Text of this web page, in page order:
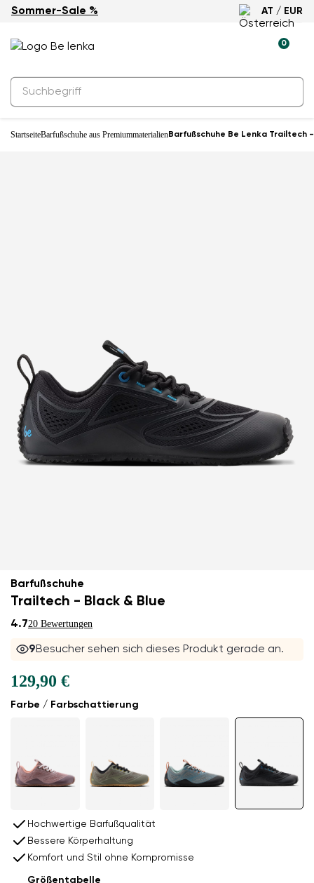
Sommer-Sale % AT / EUR
0
StartseiteBarfußschuhe aus PremiummaterialienBarfußschuhe Be Lenka Trailtech
Neuheit
Barfußschuhe
Trailtech - Black & Blue
4.720 Bewertungen
9Besucher sehen sich dieses Produkt gerade an.
Farbe / Farbschattierung
129,90 €
Hochwertige Barfußqualität
Bessere Körperhaltung
Komfort und Stil ohne Kompromisse
Größentabelle